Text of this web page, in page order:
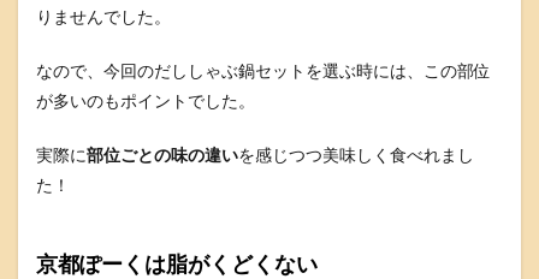
ュ
評
8
都
ぽ
九
りませんでした。
なので、今回のだししゃぶ鍋セットを選ぶ時には、この部位
が多いのもポイントでした。
実際に部位ごとの味の違いを感じつつ美味しく食べれまし
た！
京都ぽーくは脂がくどくない